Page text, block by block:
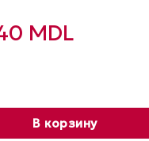
MDL
В корзину